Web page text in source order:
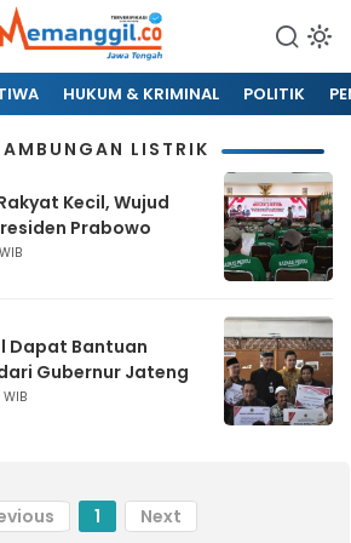
HUKUM & KRIMINAL POLITIK
LISTRIK
Kecil, Wujud
Prabowo
Dapat Bantuan
Gubernur Jateng
1 Next